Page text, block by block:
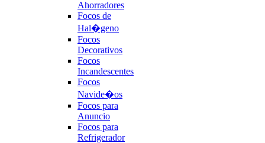
Ahorradores
Focos de
Hal�geno
Focos
Decorativos
Focos
Incandescentes
Focos
Navide�os
Focos para
Anuncio
Focos para
Refrigerador